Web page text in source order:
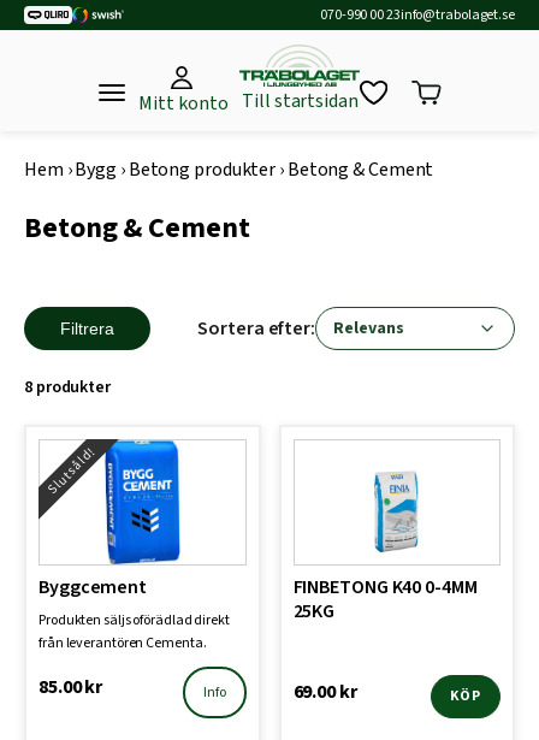
070-990 00 23info@trabolaget.se
Mitt konto Till startsidan
Hem ›Bygg ›Betong produkter›Betong & Cement
Betong & Cement
Filtrera Sortera efter:
8 produkter
Slutsåld!
Byggcement
Produkten säljs oförädlad direkt
från leverantören Cementa.
85.00kr Info
FINBETONG K40 0-4MM
25KG
69.00kr KÖP